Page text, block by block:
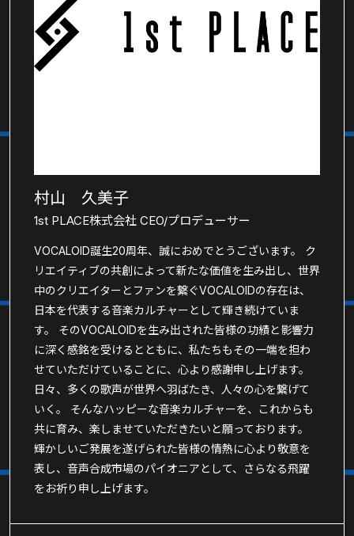
村山 久美子
1st PLACE株式会社 CEO/プロデューサー
VOCALOID誕生20周年、誠におめでとうございます。 ク
リエイティブの共創によって新たな価値を生み出し、世界
中のクリエイターとファンを繋ぐVOCALOIDの存在は、
日本を代表する音楽カルチャーとして輝き続けていま
す。 そのVOCALOIDを生み出された皆様の功績と影響力
に深く感銘を受けるとともに、私たちもその一端を担わ
せていただけていることに、心より感謝申し上げます。
日々、多くの歌声が世界へ羽ばたき、人々の心を繋げて
いく。 そんなハッピーな音楽カルチャーを、これからも
共に育み、楽しませていただきたいと願っております。
輝かしいご発展を遂げられた皆様の情熱に心より敬意を
表し、音声合成市場のパイオニアとして、さらなる飛躍
をお祈り申し上げます。